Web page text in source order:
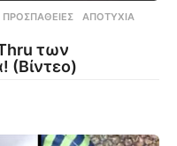
,ΑΠΟΤΥΧΊΑ
των
(Βίντεο)